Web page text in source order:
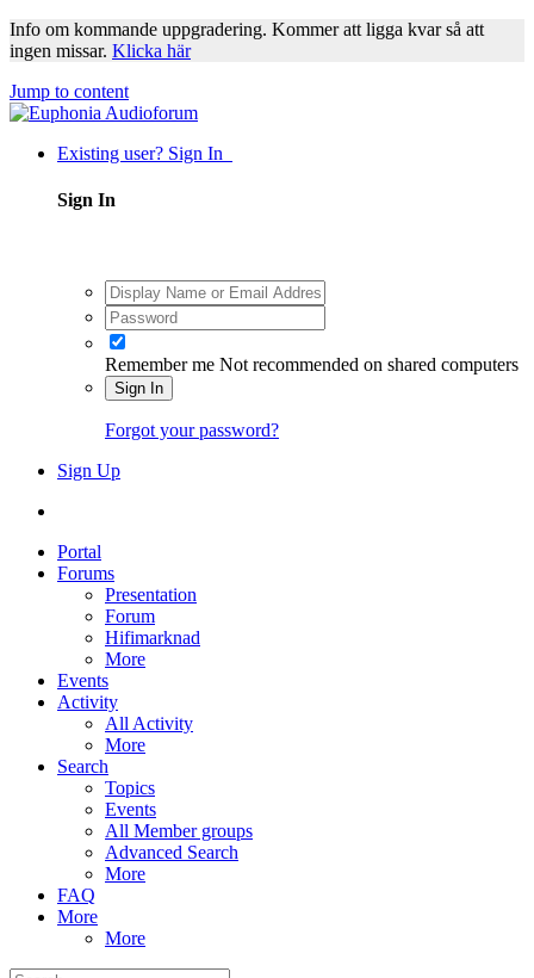
Info om kommande uppgradering. Kommer att ligga kvar så att
ingen missar. Klicka här
Jump to content
Existing user? Sign In
Sign In
Remember me Not recommended on shared computers
Sign In
Forgot your password?
Sign Up
Portal
Forums
Presentation
Forum
Hifimarknad
More
Events
Activity
All Activity
More
Search
Topics
Events
All Member groups
Advanced Search
More
FAQ
More
More